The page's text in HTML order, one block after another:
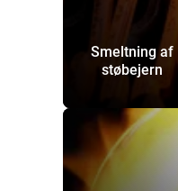
Smeltning af
støbejern